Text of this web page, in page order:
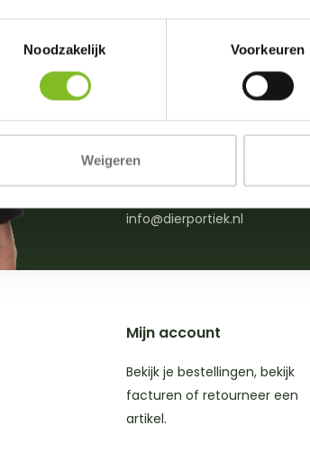
Noodzakelijk
Voorkeuren
Weigeren
Vragen of advies nodig?
0031 (0)174 512203
(ma. t/m zat. van 09:00-
info@dierportiek.nl
Mijn account
Bekijk je bestellingen, bekijk
facturen of retourneer een
artikel.